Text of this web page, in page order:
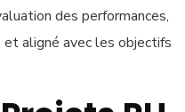
des performances,
et aligné avec les objectifs